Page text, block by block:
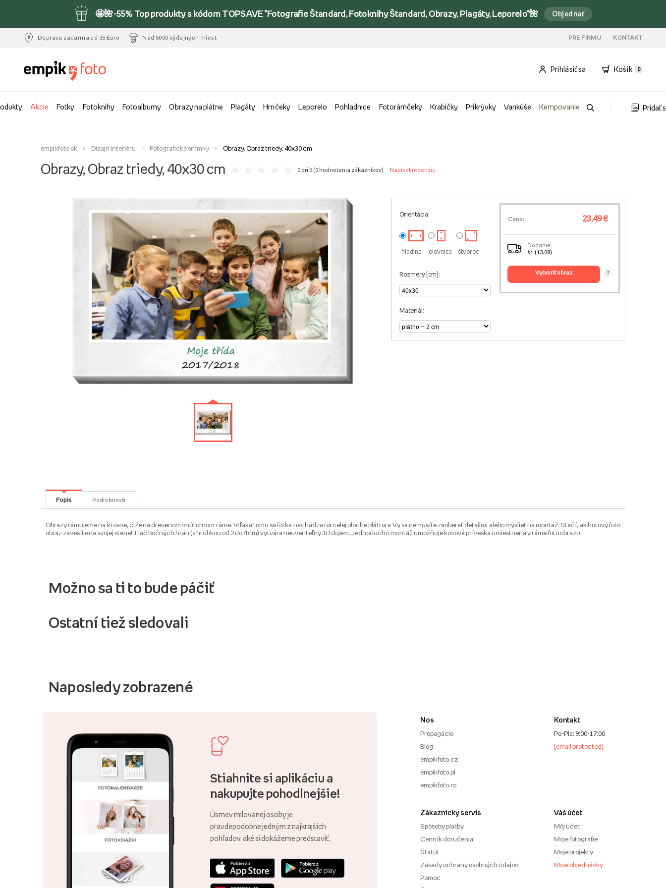
🤩🌺-55% Top produkty s kódom TOPSAVE *Fotografie Štandard, Fotoknihy Štandard, Obrazy, Plagáty, Leporelo*🌺 Objednať
Doprava zadarma od 35 Euro Nad 5000 výdajných miest PRE FIRMU KONTAKT
Prihlásiť sa Košík 0
Akcie Fotky Fotoknihy Fotoalbumy Obrazy na plátne Plagáty Hrnčeky Leporelo Pohladnice Fotorámčeky Krabičky Prikrývky Vankúše Kempovanie Pridať
empikfoto.sk Dizajn interiéru Fotografické snímky Obrazy, Obraz triedy, 40x30 cm
Obrazy, Obraz triedy, 40x30 cm 0 pri 5 (0 hodnotenia zákazníkov) Napísať recenziu
Orientácia:
hladina olovnica štvorec
Rozmery [cm]:
Materiál:
Cena: 23,49 €
Dodanie:
št. (13.08)
vytvoriť obraz ?
Popis Podrobnosti
Obrazy rámujeme na krosne, čiže na drevenom vnútornom ráme. Vďaka tomu sa fotka nachádza na celej ploche plátna a Vy sa nemusíte zaoberať detailmi alebo myslieť na montáž. Stačí, ak hotový foto
obraz zavesíte na svojej stene! Tlač bočných hrán (s hrúbkou od 2 do 4 cm) vytvára neuveriteľný 3D dojem. Jednoduchú montáž umožňuje kovová príveska umiestnená v ráme foto obrazu.
Možno sa ti to bude páčiť
Ostatní tiež sledovali
Naposledy zobrazené
Stiahnite si aplikáciu a
nakupujte pohodlnejšie!
Úsmev milovanej osoby je
pravdepodobne jedným z najkrajších
pohľadov, aké si dokážeme predstaviť.
Nos
Propagácie
Blog
empikfoto.cz
empikfoto.pl
empikfoto.ro
Zákaznícky servis
Spôsoby platby
Cenník doručenia
Štatút
Zásady ochrany osobných údajov
Pomoc
Kontakt
Po-Pia: 9:00-17:00
[email protected]
Váš účet
Môj účet
Moje fotografie
Moje projekty
Moje objednávky